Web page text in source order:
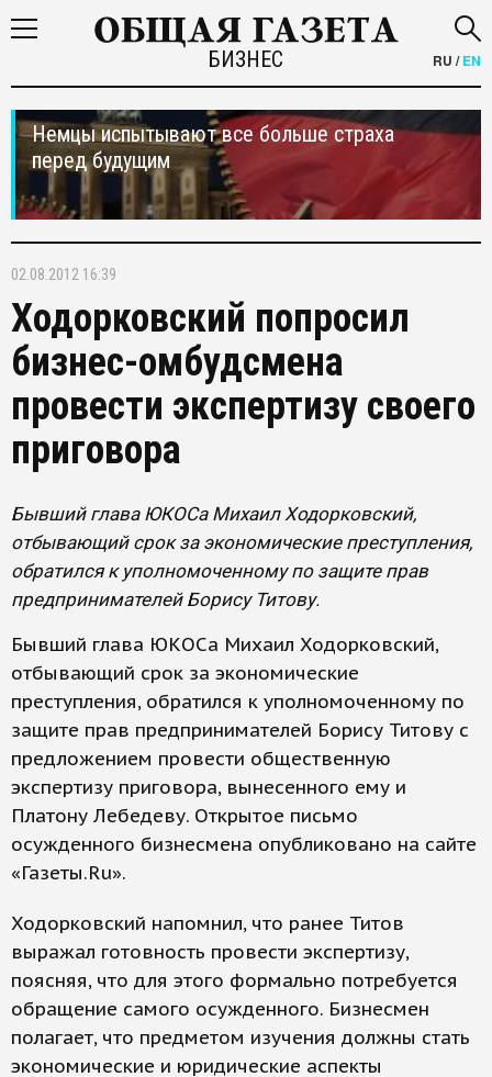
БИЗНЕС RU /EN
Немцы испытывают все больше страха
перед будущим
02.08.2012 16:39
Ходорковский попросил
бизнес-омбудсмена
провести экспертизу своего
приговора
Бывший глава ЮКОСа Михаил Ходорковский,
отбывающий срок за экономические преступления,
обратился к уполномоченному по защите прав
предпринимателей Борису Титову.
Бывший глава ЮКОСа Михаил Ходорковский,
отбывающий срок за экономические
преступления, обратился к уполномоченному по
защите прав предпринимателей Борису Титову с
предложением провести общественную
экспертизу приговора, вынесенного ему и
Платону Лебедеву. Открытое письмо
осужденного бизнесмена опубликовано на сайте
«Газеты.Ru».
Ходорковский напомнил, что ранее Титов
выражал готовность провести экспертизу,
поясняя, что для этого формально потребуется
обращение самого осужденного. Бизнесмен
полагает, что предметом изучения должны стать
экономические и юридические аспекты